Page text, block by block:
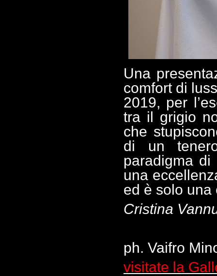
Una
comfort di
2019, per
tra il grigio
che
di un
paradigma
una
ed è solo una
Cristina
ph. Vaifro
visitate la